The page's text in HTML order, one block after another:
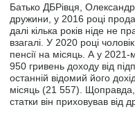
Батько ДБРівця, Олександр
дружини, у 2016 році
далі кілька років ніде не
взагалі. У 2020 році
пенсії на місяць. А у 2021-
950 гривень доходу від
останній відомий його
місяць (21 557). Щоправда,
статки він приховував від